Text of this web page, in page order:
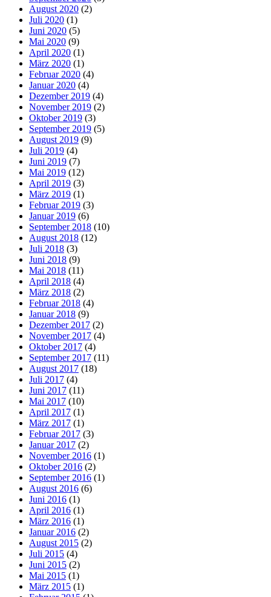
August 2020 (2)
Juli 2020 (1)
Juni 2020 (5)
Mai 2020 (9)
April 2020 (1)
März 2020 (1)
Februar 2020 (4)
Januar 2020 (4)
Dezember 2019 (4)
November 2019 (2)
Oktober 2019 (3)
September 2019 (5)
August 2019 (9)
Juli 2019 (4)
Juni 2019 (7)
Mai 2019 (12)
April 2019 (3)
März 2019 (1)
Februar 2019 (3)
Januar 2019 (6)
September 2018 (10)
August 2018 (12)
Juli 2018 (3)
Juni 2018 (9)
Mai 2018 (11)
April 2018 (4)
März 2018 (2)
Februar 2018 (4)
Januar 2018 (9)
Dezember 2017 (2)
November 2017 (4)
Oktober 2017 (4)
September 2017 (11)
August 2017 (18)
Juli 2017 (4)
Juni 2017 (11)
Mai 2017 (10)
April 2017 (1)
März 2017 (1)
Februar 2017 (3)
Januar 2017 (2)
November 2016 (1)
Oktober 2016 (2)
September 2016 (1)
August 2016 (6)
Juni 2016 (1)
April 2016 (1)
März 2016 (1)
Januar 2016 (2)
August 2015 (2)
Juli 2015 (4)
Juni 2015 (2)
Mai 2015 (1)
März 2015 (1)